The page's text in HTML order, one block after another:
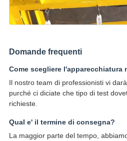
Domande frequenti
Come scegliere l'apparecchiatura
Il nostro team di professionisti vi
purché ci diciate che tipo di test
richieste.
Qual e' il termine di consegna?
La maggior parte del tempo,